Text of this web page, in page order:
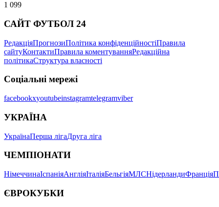
1 099
САЙТ ФУТБОЛ 24
РедакціяПрогнозиПолітика конфіденційностіПравила
сайтуКонтактиПравила коментуванняРедакційна
політикаСтруктура власності
Соціальні мережі
facebookxyoutubeinstagramtelegramviber
УКРАЇНА
УкраїнаПерша лігаДруга ліга
ЧЕМПІОНАТИ
НімеччинаІспаніяАнгліяІталіяБельгіяМЛСНідерландиФранція
ЄВРОКУБКИ